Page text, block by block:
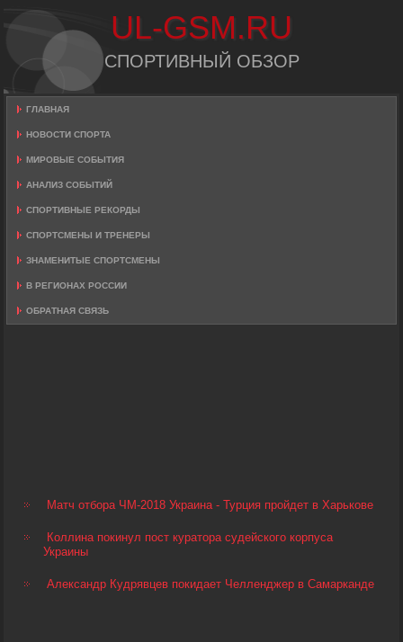
UL-GSM.RU
СПОРТИВНЫЙ ОБЗОР
ГЛАВНАЯ
НОВОСТИ СПОРТА
МИРОВЫЕ СОБЫТИЯ
АНАЛИЗ СОБЫТИЙ
СПОРТИВНЫЕ РЕКОРДЫ
СПОРТСМЕНЫ И ТРЕНЕРЫ
ЗНАМЕНИТЫЕ СПОРТСМЕНЫ
В РЕГИОНАХ РОССИИ
ОБРАТНАЯ СВЯЗЬ
Матч отбора ЧМ-2018 Украина - Турция пройдет в Харькове
Коллина покинул пост куратора судейского корпуса
Украины
Александр Кудрявцев покидает Челленджер в Самарканде